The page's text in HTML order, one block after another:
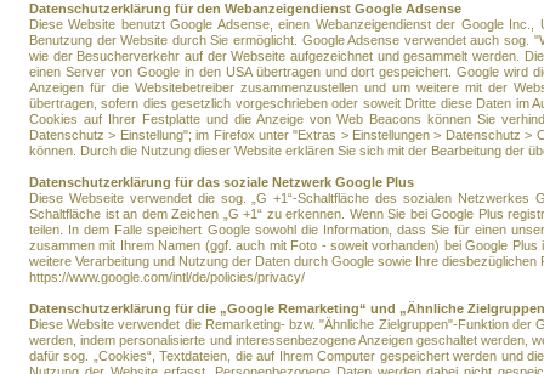
Datenschutzerklärung für den Webanzeigendienst Google Adsense
Diese Website benutzt Google Adsense, einen Webanzeigendienst der Google
Benutzung der Website durch Sie ermöglicht. Google Adsense verwendet auch
wie der Besucherverkehr auf der Webseite aufgezeichnet und gesammelt werden.
einen Server von Google in den USA übertragen und dort gespeichert. Google wird
Anzeigen für die Websitebetreiber zusammenzustellen und um weitere mit der
übertragen, sofern dies gesetzlich vorgeschrieben oder soweit Dritte diese Daten im
Cookies auf Ihrer Festplatte und die Anzeige von Web Beacons können Sie
Datenschutz > Einstellung"; im Firefox unter "Extras > Einstellungen > Datenschutz
können. Durch die Nutzung dieser Website erklären Sie sich mit der Bearbeitung der
Datenschutzerklärung für das soziale Netzwerk Google Plus
Diese Webseite verwendet die sog. „G +1“-Schaltfläche des sozialen
Schaltfläche ist an dem Zeichen „G +1“ zu erkennen. Wenn Sie bei Google Plus
teilen. In dem Falle speichert Google sowohl die Information, dass Sie für einen
zusammen mit Ihrem Namen (ggf. auch mit Foto - soweit vorhanden) bei Google
weitere Verarbeitung und Nutzung der Daten durch Google sowie Ihre
https://www.google.com/intl/de/policies/privacy/
Datenschutzerklärung für die „Google Remarketing“ und „Ähnliche
Diese Website verwendet die Remarketing- bzw. "Ähnliche Zielgruppen"-Funktion der
werden, indem personalisierte und interessenbezogene Anzeigen geschaltet werden,
dafür sog. „Cookies“, Textdateien, die auf Ihrem Computer gespeichert werden und